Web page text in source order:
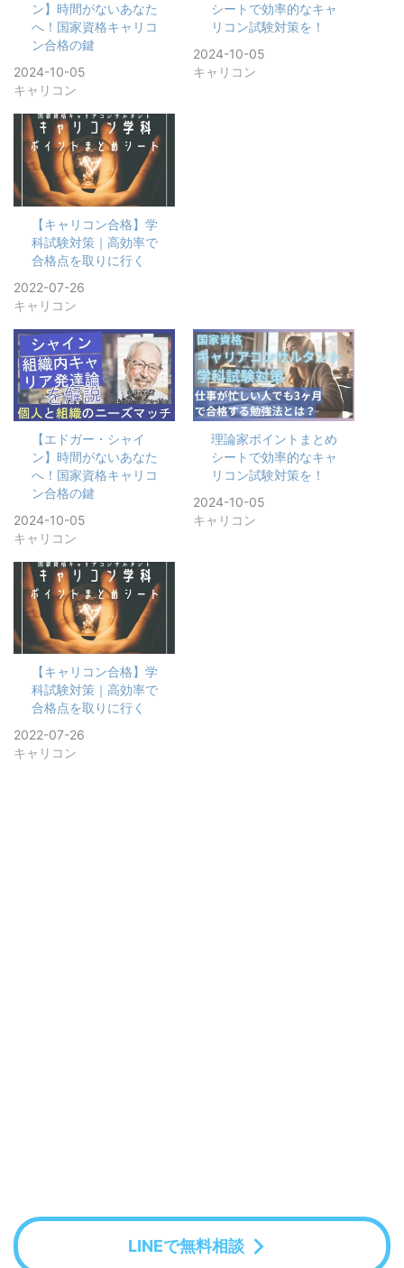
ン】時間がないあなた
へ！国家資格キャリコ
ン合格の鍵
2024-10-05
キャリコン
シートで効率的なキャ
リコン試験対策を！
2024-10-05
キャリコン
【キャリコン合格】学
科試験対策｜高効率で
合格点を取りに行く
2022-07-26
キャリコン
【エドガー・シャイ
ン】時間がないあなた
へ！国家資格キャリコ
ン合格の鍵
2024-10-05
キャリコン
理論家ポイントまとめ
シートで効率的なキャ
リコン試験対策を！
2024-10-05
キャリコン
【キャリコン合格】学
科試験対策｜高効率で
合格点を取りに行く
2022-07-26
キャリコン
LINEで無料相談